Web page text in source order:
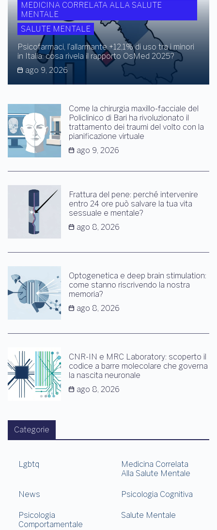
MEDICINA CORRELATA ALLA SALUTE
MENTALE
SALUTE MENTALE
Psicofarmaci, l’allarmante +12,1% di uso tra i minori
in Italia: cosa rivela il rapporto OsMed 2025?
ago 9, 2026
Come la chirurgia maxillo-facciale del
Policlinico di Bari ha rivoluzionato il
trattamento dei traumi del volto con la
pianificazione virtuale
ago 9, 2026
Frattura del pene: perché intervenire
entro 24 ore può salvare la tua vita
sessuale e mentale?
ago 8, 2026
Optogenetica e deep brain stimulation:
come stanno riscrivendo la nostra
memoria?
ago 8, 2026
CNR-IN e MRC Laboratory: scoperto il
codice a barre molecolare che governa
la nascita neuronale
ago 8, 2026
Categorie
Lgbtq
Medicina Correlata
Alla Salute Mentale
News Psicologia Cognitiva
Psicologia
Comportamentale
Salute Mentale